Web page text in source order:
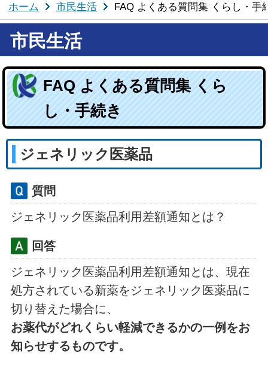
ホーム 市民生活 FAQ よくある質問集 くらし・手
市民生活
FAQ よくある質問集 くら
し・手続き
ジェネリック医薬品
質問
ジェネリック医薬品利用差額通知とは？
回答
ジェネリック医薬品利用差額通知とは、現在
処方されている新薬をジェネリック医薬品に
切り替えた場合に、
お薬代がどれくらい軽減できるかの一例をお
知らせするものです。